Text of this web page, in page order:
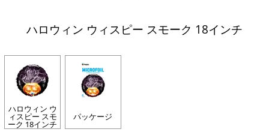
ハロウィン ウィスピー スモーク 18インチ
ハロウィン ウ
ィスピー スモ
ーク 18インチ
パッケージ